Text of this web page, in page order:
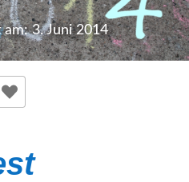
3. Juni 2014